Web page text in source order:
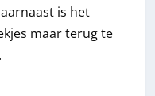
is het
maar terug te